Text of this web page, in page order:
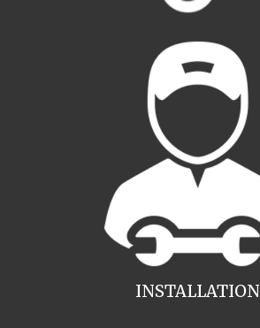
INSTALLATION